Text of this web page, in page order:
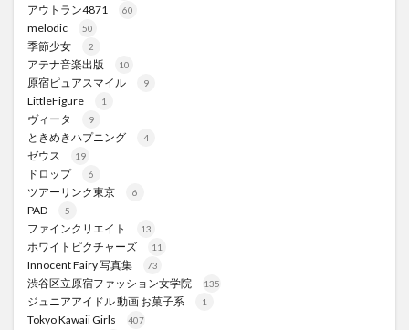
アウトラン4871 60
melodic 50
季節少女 2
アテナ音楽出版 10
原宿ピュアスマイル 9
LittleFigure 1
ヴィータ 9
ときめきハプニング 4
ゼウス 19
ドロップ 6
ツアーリンク東京 6
PAD 5
ファインクリエイト 13
ホワイトピクチャーズ 11
Innocent Fairy 写真集 73
渋谷区立原宿ファッション女学院 135
ジュニアアイドル 動画 お菓子系 1
Tokyo Kawaii Girls 407